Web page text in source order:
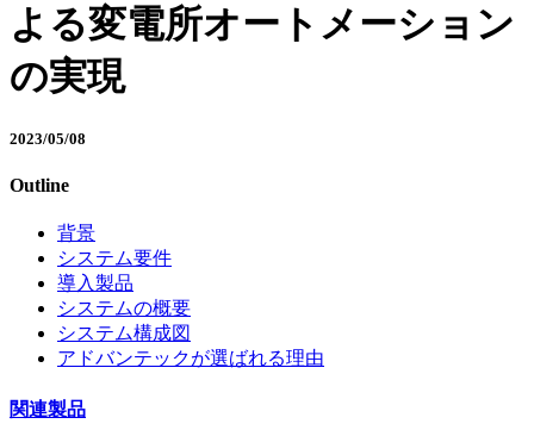
よる変電所オートメーション
の実現
2023/05/08
Outline
背景
システム要件
導入製品
システムの概要
システム構成図
アドバンテックが選ばれる理由
関連製品